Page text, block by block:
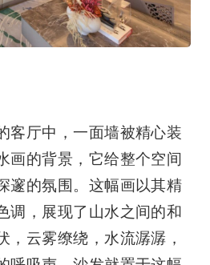
客厅中，一面墙被精心装
画的背景，它给整个空间
邃的氛围。这幅画以其精
调，展现了山水之间的和
，云雾缭绕，水流潺潺，